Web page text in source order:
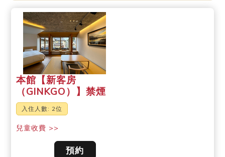
本館【新客房
（GINKGO）】禁煙
入住人數: 2位
兒童收費 >>
預約